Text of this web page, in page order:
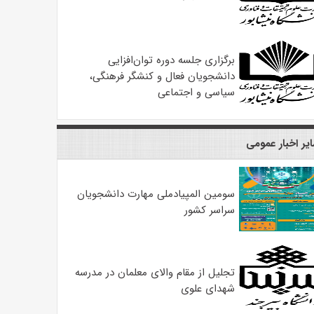
برگزاری جلسه دوره توان‌افزایی
دانشجویان فعال و کنشگر فرهنگی،
سیاسی و اجتماعی
اخبار عمومی
سومین المپیادملی مهارت دانشجویان
سراسر کشور
تجلیل از مقام والای معلمان در مدرسه
شهدای علوی